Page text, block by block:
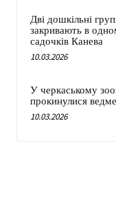
Дві дошкільні
закривають в
садочків Канева
10.03.2026
У черкаському
прокинулися
10.03.2026